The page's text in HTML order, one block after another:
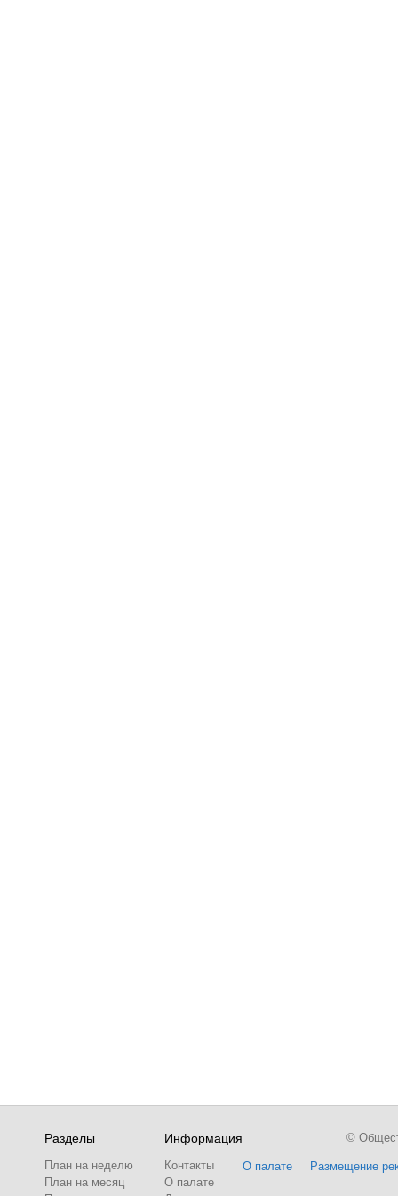
Разделы
План на неделю
План на месяц
Информация
Контакты
О палате
О палате Размещение
©